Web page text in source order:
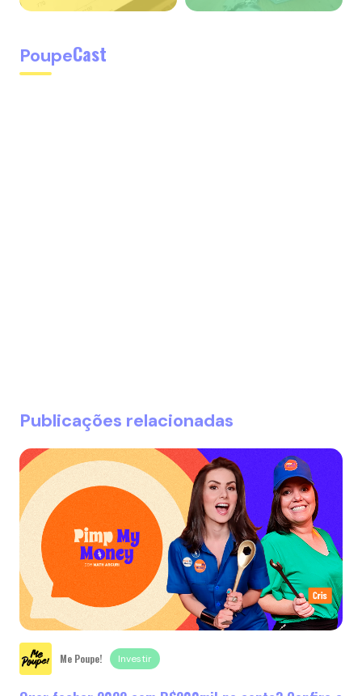
PoupeCast
Publicações relacionadas
Me Poupe! Investir